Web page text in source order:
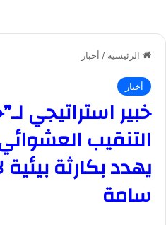
الرئيسية / أخبار
أخبار
خبير استراتيجي
التنقيب
يهدد بكارثة
سامة